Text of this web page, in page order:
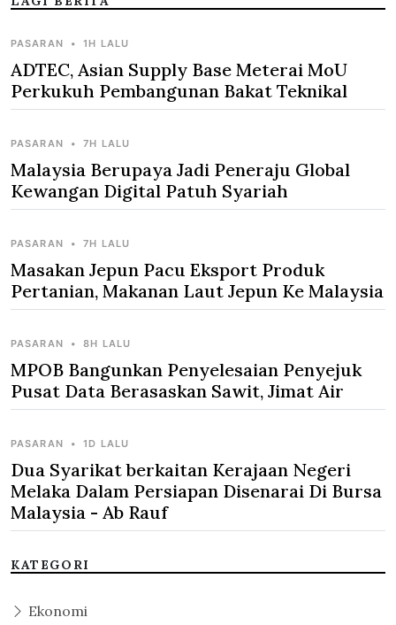
PASARAN • 1H LALU
ADTEC, Asian Supply Base Meterai MoU
Perkukuh Pembangunan Bakat Teknikal
PASARAN • 7H LALU
Malaysia Berupaya Jadi Peneraju Global
Kewangan Digital Patuh Syariah
PASARAN • 7H LALU
Masakan Jepun Pacu Eksport Produk
Pertanian, Makanan Laut Jepun Ke Malaysia
PASARAN • 8H LALU
MPOB Bangunkan Penyelesaian Penyejuk
Pusat Data Berasaskan Sawit, Jimat Air
PASARAN • 1D LALU
Dua Syarikat berkaitan Kerajaan Negeri
Melaka Dalam Persiapan Disenarai Di Bursa
Malaysia - Ab Rauf
KATEGORI
Ekonomi